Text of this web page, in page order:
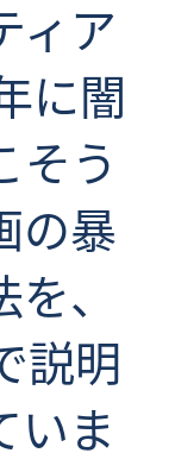
ィア
に闇
そう
の暴
、
説明
いま